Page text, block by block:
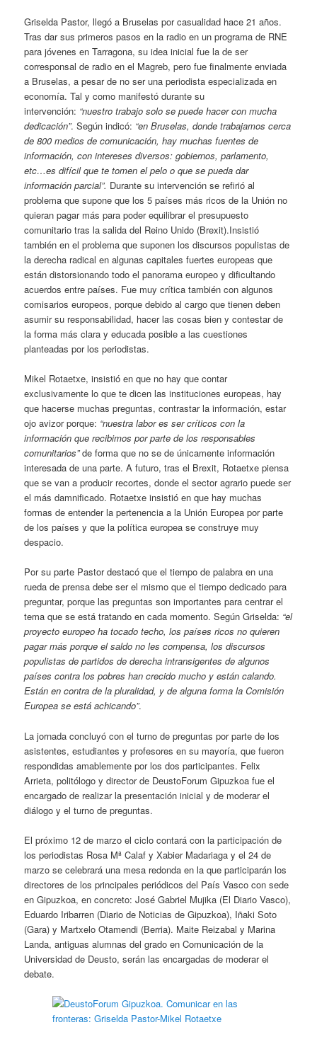
Griselda Pastor, llegó a Bruselas por casualidad hace 21 años.
Tras dar sus primeros pasos en la radio en un programa de RNE
para jóvenes en Tarragona, su idea inicial fue la de ser
corresponsal de radio en el Magreb, pero fue finalmente enviada
a Bruselas, a pesar de no ser una periodista especializada en
economía. Tal y como manifestó durante su
intervención: “nuestro trabajo solo se puede hacer con mucha
dedicación”. Según indicó: “en Bruselas, donde trabajamos cerca
de 800 medios de comunicación, hay muchas fuentes de
información, con intereses diversos: gobiernos, parlamento,
etc…es difícil que te tomen el pelo o que se pueda dar
información parcial”. Durante su intervención se refirió al
problema que supone que los 5 países más ricos de la Unión no
quieran pagar más para poder equilibrar el presupuesto
comunitario tras la salida del Reino Unido (Brexit).Insistió
también en el problema que suponen los discursos populistas de
la derecha radical en algunas capitales fuertes europeas que
están distorsionando todo el panorama europeo y dificultando
acuerdos entre países. Fue muy crítica también con algunos
comisarios europeos, porque debido al cargo que tienen deben
asumir su responsabilidad, hacer las cosas bien y contestar de
la forma más clara y educada posible a las cuestiones
planteadas por los periodistas.
Mikel Rotaetxe, insistió en que no hay que contar
exclusivamente lo que te dicen las instituciones europeas, hay
que hacerse muchas preguntas, contrastar la información, estar
ojo avizor porque: “nuestra labor es ser críticos con la
información que recibimos por parte de los responsables
comunitarios”de forma que no se de únicamente información
interesada de una parte. A futuro, tras el Brexit, Rotaetxe piensa
que se van a producir recortes, donde el sector agrario puede ser
el más damnificado. Rotaetxe insistió en que hay muchas
formas de entender la pertenencia a la Unión Europea por parte
de los países y que la política europea se construye muy
despacio.
Por su parte Pastor destacó que el tiempo de palabra en una
rueda de prensa debe ser el mismo que el tiempo dedicado para
preguntar, porque las preguntas son importantes para centrar el
tema que se está tratando en cada momento. Según Griselda: “el
proyecto europeo ha tocado techo, los países ricos no quieren
pagar más porque el saldo no les compensa, los discursos
populistas de partidos de derecha intransigentes de algunos
países contra los pobres han crecido mucho y están calando.
Están en contra de la pluralidad, y de alguna forma la Comisión
Europea se está achicando”.
La jornada concluyó con el turno de preguntas por parte de los
asistentes, estudiantes y profesores en su mayoría, que fueron
respondidas amablemente por los dos participantes. Felix
Arrieta, politólogo y director de DeustoForum Gipuzkoa fue el
encargado de realizar la presentación inicial y de moderar el
diálogo y el turno de preguntas.
El próximo 12 de marzo el ciclo contará con la participación de
los periodistas Rosa Mª Calaf y Xabier Madariaga y el 24 de
marzo se celebrará una mesa redonda en la que participarán los
directores de los principales periódicos del País Vasco con sede
en Gipuzkoa, en concreto: José Gabriel Mujika (El Diario Vasco),
Eduardo Iribarren (Diario de Noticias de Gipuzkoa), Iñaki Soto
(Gara) y Martxelo Otamendi (Berria). Maite Reizabal y Marina
Landa, antiguas alumnas del grado en Comunicación de la
Universidad de Deusto, serán las encargadas de moderar el
debate.